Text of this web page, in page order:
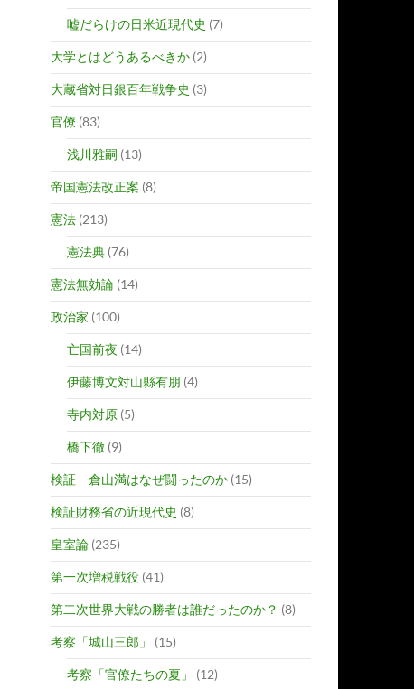
嘘だらけの日米近現代史 (7)
大学とはどうあるべきか (2)
大蔵省対日銀百年戦争史 (3)
官僚 (83)
浅川雅嗣 (13)
帝国憲法改正案 (8)
憲法 (213)
憲法典 (76)
憲法無効論 (14)
政治家 (100)
亡国前夜 (14)
伊藤博文対山縣有朋 (4)
寺内対原 (5)
橋下徹 (9)
検証 倉山満はなぜ闘ったのか (15)
検証財務省の近現代史 (8)
皇室論 (235)
第一次増税戦役 (41)
第二次世界大戦の勝者は誰だったのか？ (8)
考察「城山三郎」 (15)
考察「官僚たちの夏」 (12)